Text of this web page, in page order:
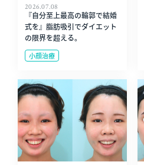
2026.07.08
『自分至上最高の輪郭で結婚
式を』脂肪吸引でダイエット
の限界を超える。
小顔治療